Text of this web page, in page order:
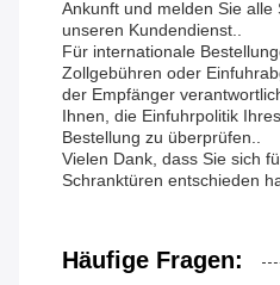
Ankunft und melden Sie alle
unseren Kundendienst..
Für internationale
Zollgebühren oder
der Empfänger
Ihnen, die Einfuhrpolitik
Bestellung zu überprüfen..
Vielen Dank, dass Sie sich
Schranktüren entschieden
Häufige Fragen: